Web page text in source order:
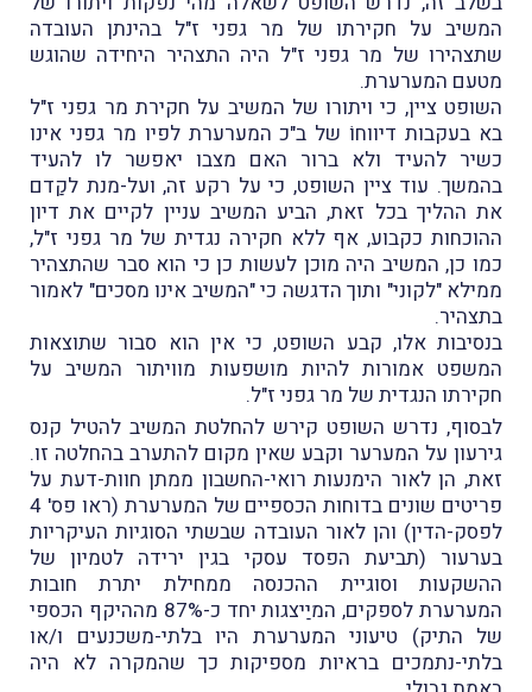
המשיב על חקירתו של מר גפני ז"ל בהינתן העובדה
שתצהירו של מר גפני ז"ל היה התצהיר היחידה שהוגש
מטעם המערערת.
השופט ציין, כי ויתורו של המשיב על חקירת מר גפני ז"ל
בא בעקבות דיווחוֹ של ב"כ המערערת לפיו מר גפני אינו
כשיר להעיד ולא ברור האם מצבו יאפשר לו להעיד
בהמשך. עוד ציין השופט, כי על רקע זה, ועל-מנת לקַדם
את ההליך בכל זאת, הביע המשיב עניין לקיים את דיון
ההוכחות כקבוע, אף ללא חקירה נגדית של מר גפני ז"ל,
כמו כן, המשיב היה מוכן לעשות כן כי הוא סבר שהתצהיר
ממילא "לקוני" ותוך הדגשה כי "המשיב אינו מסכים" לאמור
בתצהיר.
בנסיבות אלו, קבע השופט, כי אין הוא סבור שתוצאות
המשפט אמורות להיות מושפעות מוויתור המשיב על
חקירתו הנגדית של מר גפני ז"ל.
לבסוף, נדרש השופט קירש להחלטת המשיב להטיל קנס
גירעון על המערער וקבע שאין מקום להתערב בהחלטה זו.
זאת, הן לאור הימנעות רואי-החשבון ממתן חוות-דעת על
פריטים שונים בדוחות הכספיים של המערערת (ראו פס' 4
לפסק-הדין) והן לאור העובדה שבשתי הסוגיות העיקריות
בערעור (תביעת הפסד עסקי בגין ירידה לטמיון של
ההשקעות וסוגיית ההכנסה ממחילת יתרת חובות
המערערת לספקים, המיַיצגות יחד כ-87% מההיקף הכספי
של התיק) טיעוני המערערת היו בלתי-משכנעים ו/או
בלתי-נתמכים בראיות מספיקות כך שהמקרה לא היה